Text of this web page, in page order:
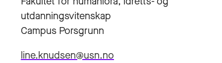
utdanningsvitenskap
Campus Porsgrunn
line.knudsen@usn.no